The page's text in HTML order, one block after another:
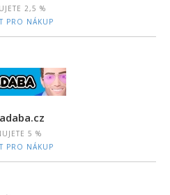
2,5 %
PRO NÁKUP
5 %
PRO NÁKUP